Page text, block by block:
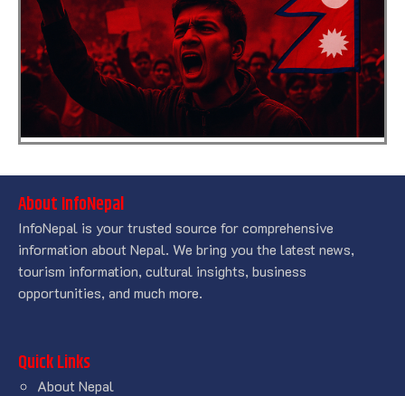
About InfoNepal
InfoNepal is your trusted source for comprehensive
information about Nepal. We bring you the latest news,
tourism information, cultural insights, business
opportunities, and much more.
Quick Links
About Nepal